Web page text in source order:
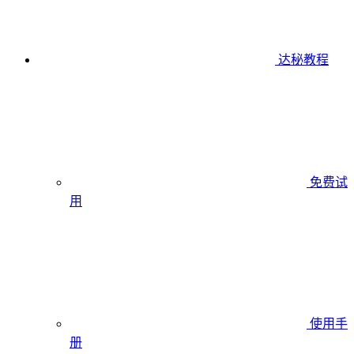
达秘教程
免费试
用
使用手
册